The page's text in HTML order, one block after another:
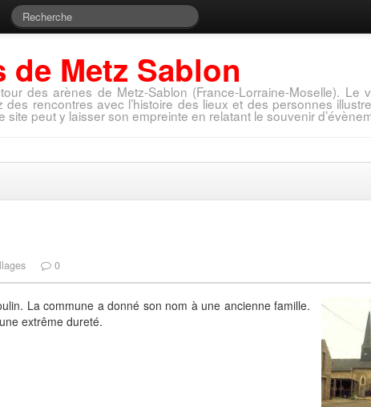
Metz Sablon
des arènes de Metz-Sablon (France-Lorraine-Moselle).
rencontres avec l’histoire des lieux et des personnes
peut y laisser son empreinte en relatant le souvenir
0
La commune a donné son nom à une ancienne famille.
extrême dureté.